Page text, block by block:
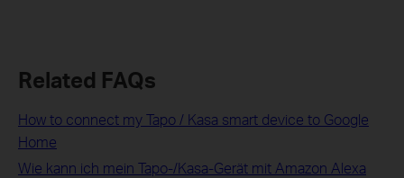
Related FAQs
How to connect my Tapo / Kasa smart device to Google
Home
Wie kann ich mein Tapo-/Kasa-Gerät mit Amazon Alexa